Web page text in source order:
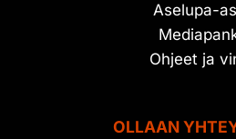
Aselupa-
Ohjeet ja
OLLAAN